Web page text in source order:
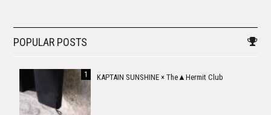
POPULAR POSTS
KAPTAIN SUNSHINE × The▲Hermit Club